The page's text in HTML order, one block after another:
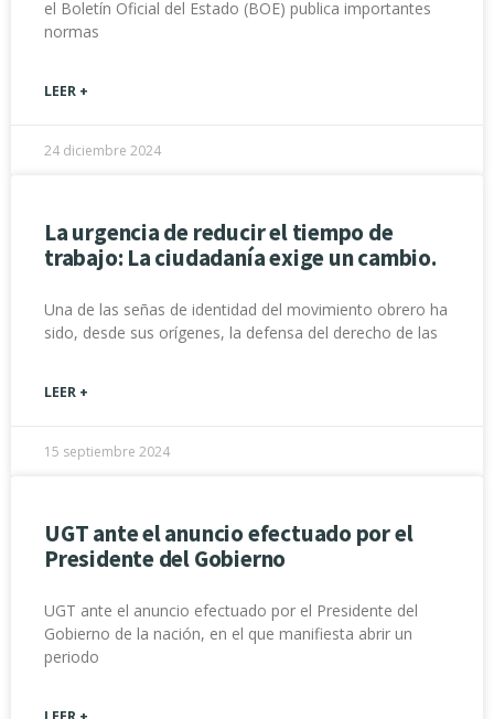
el Boletín Oficial del Estado (BOE) publica importantes
normas
LEER +
24 diciembre 2024
La urgencia de reducir el tiempo de
trabajo: La ciudadanía exige un cambio.
Una de las señas de identidad del movimiento obrero ha
sido, desde sus orígenes, la defensa del derecho de las
LEER +
15 septiembre 2024
UGT ante el anuncio efectuado por el
Presidente del Gobierno
UGT ante el anuncio efectuado por el Presidente del
Gobierno de la nación, en el que manifiesta abrir un
periodo